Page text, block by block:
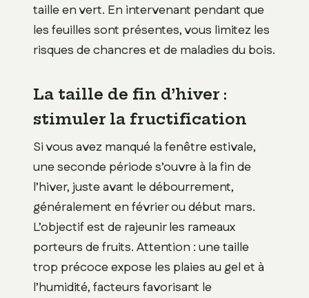
taille en vert. En intervenant pendant que
les feuilles sont présentes, vous limitez les
risques de chancres et de maladies du bois.
La taille de fin d’hiver :
stimuler la fructification
Si vous avez manqué la fenêtre estivale,
une seconde période s’ouvre à la fin de
l’hiver, juste avant le débourrement,
généralement en février ou début mars.
L’objectif est de rajeunir les rameaux
porteurs de fruits. Attention : une taille
trop précoce expose les plaies au gel et à
l’humidité, facteurs favorisant le